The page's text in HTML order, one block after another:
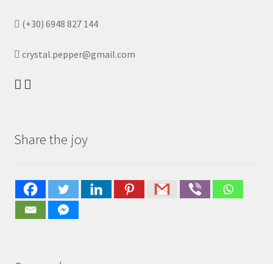
(+30) 6948 827 144
crystal.pepper@gmail.com
Share the joy